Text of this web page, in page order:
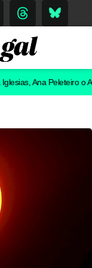
Ana Peleteiro o Abel